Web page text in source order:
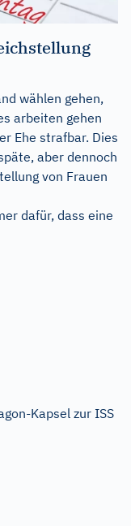
wählen gehen,
arbeiten gehen
Ehe strafbar. Dies
aber dennoch
von Frauen
dafür, dass eine
Kapsel zur ISS